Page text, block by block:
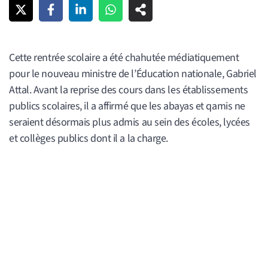
Cette rentrée scolaire a été chahutée médiatiquement
pour le nouveau ministre de l’Éducation nationale, Gabriel
Attal. Avant la reprise des cours dans les établissements
publics scolaires, il a affirmé que les abayas et qamis ne
seraient désormais plus admis au sein des écoles, lycées
et collèges publics dont il a la charge.